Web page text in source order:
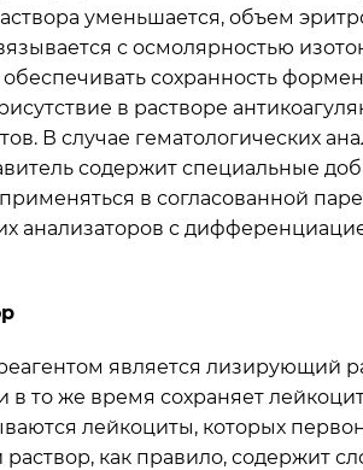
уменьшается, объем
с осмолярностью
сохранность
в растворе
В случае гематологических
содержит специальные
в согласованной
анализаторов с
является лизирующий
в то же время сохраняет
лейкоциты, которых
как правило, содержит